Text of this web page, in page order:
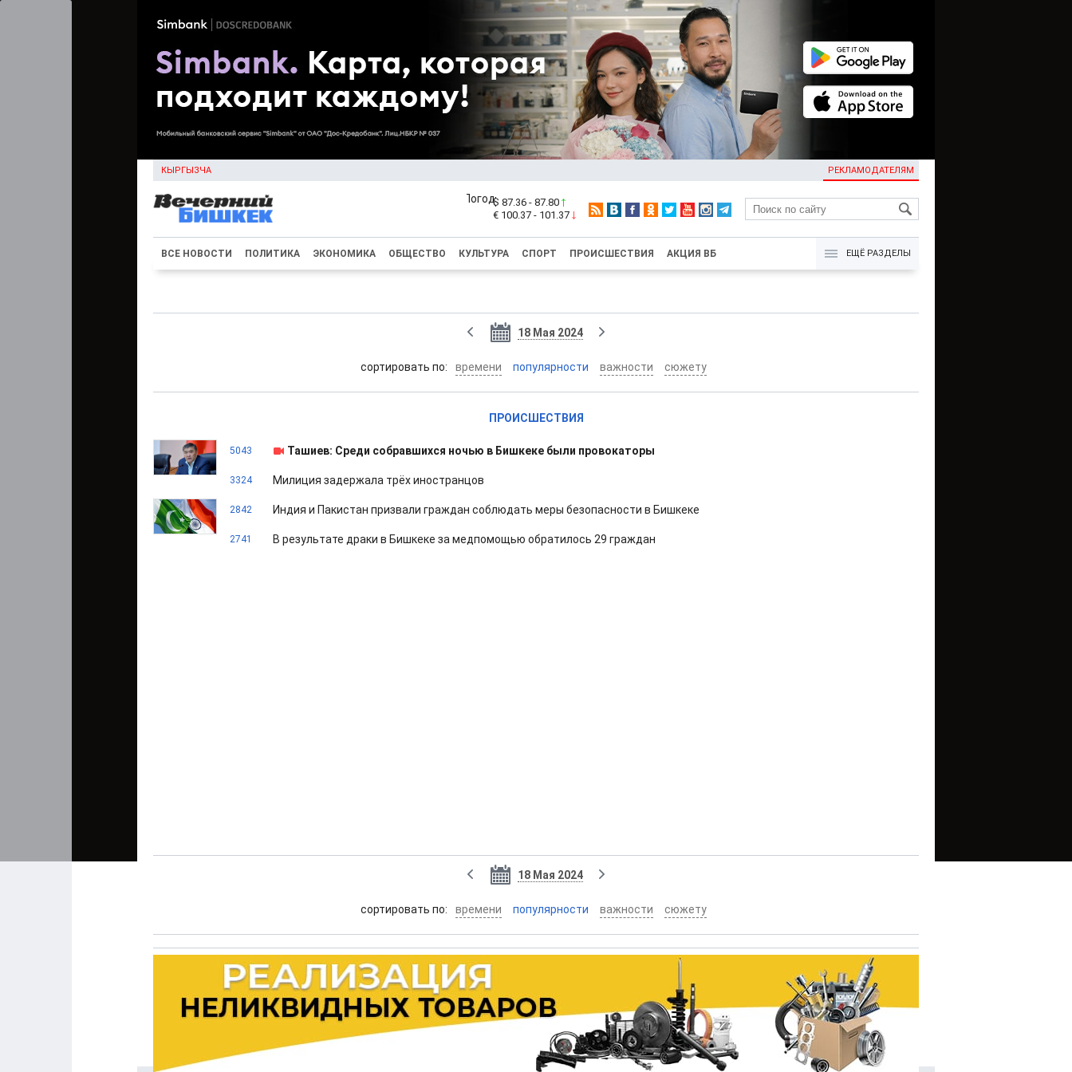
КЫРГЫЗЧА РЕКЛАМОДАТЕЛЯМ
KG
$ 87.36 - 87.80
€ 100.37 - 101.37
ВСЕ НОВОСТИ ПОЛИТИКА ЭКОНОМИКА ОБЩЕСТВО КУЛЬТУРА СПОРТ ПРОИСШЕСТВИЯ АКЦИЯ ВБ ЕЩЁ РАЗДЕЛЫ
18 Мая 2024
cортировать по: времени популярности важности сюжету
ПРОИСШЕСТВИЯ
5043 Ташиев: Среди собравшихся ночью в Бишкеке были провокаторы
3324 Милиция задержала трёх иностранцов
2842 Индия и Пакистан призвали граждан соблюдать меры безопасности в Бишкеке
2741 В результате драки в Бишкеке за медпомощью обратилось 29 граждан
18 Мая 2024
cортировать по: времени популярности важности сюжету